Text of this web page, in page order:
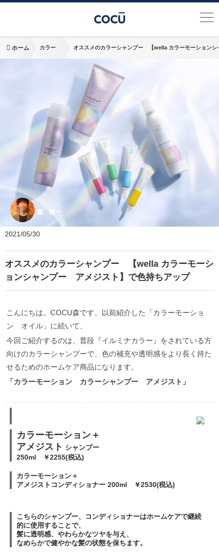
ホーム カラー オススメのカラーシャンプー 【wella カラーモーション
森 陽一
2021/05/30
オススメのカラーシャンプー 【wella カラーモーシ
ョンシャンプー アメジスト】で色持ちアップ
こんにちは。COCU森です。以前紹介した「カラーモーショ
ン オイル」に続いて、
今回ご紹介するのは、普段『イルミナカラー』をされている方
向けのカラーシャンプーで、色の補充や透明感をより長く持た
せるためのホームケア商品になります。
「カラーモーション カラーシャンプー アメジスト」
カラーモーション＋
アメジスト シャンプー
250ml ￥2255(税込)
カラーモーション＋
アメジストコンディショナー 200ml ￥2530(税込)
こちらのシャンプー、コンディショナーはホームケアで継続
的に使用することで、
髪に透明感、やわらかなツヤを与え、
なめらかで健やかな髪の状態を保ちます。